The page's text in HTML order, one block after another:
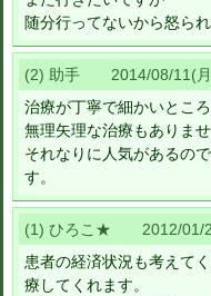
随分行ってないから怒られ
(2) 助手 2014/08/11(
治療が丁寧で細かいとこ
無理矢理な治療もありませ
それなりに人気があるの
す。
(1) ひろこ★ 2012/01/
患者の経済状況も考えて
療してくれます。